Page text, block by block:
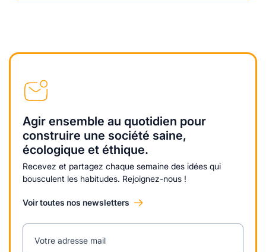
Agir ensemble au quotidien pour
construire une société saine,
écologique et éthique.
Recevez et partagez chaque semaine des idées qui
bousculent les habitudes. Rejoignez-nous !
Voir toutes nos newsletters
Votre adresse mail